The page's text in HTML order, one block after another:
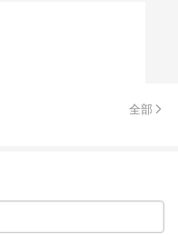
全部